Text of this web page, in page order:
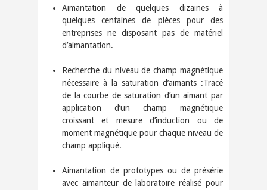
Aimantation de quelques dizaines à
quelques centaines de pièces pour des
entreprises ne disposant pas de matériel
d’aimantation.
Recherche du niveau de champ magnétique
nécessaire à la saturation d’aimants :Tracé
de la courbe de saturation d’un aimant par
application d’un champ magnétique
croissant et mesure d’induction ou de
moment magnétique pour chaque niveau de
champ appliqué.
Aimantation de prototypes ou de présérie
avec aimanteur de laboratoire réalisé pour